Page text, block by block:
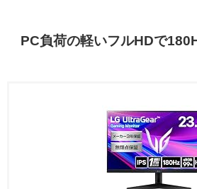
PC負荷の軽いフルHDで